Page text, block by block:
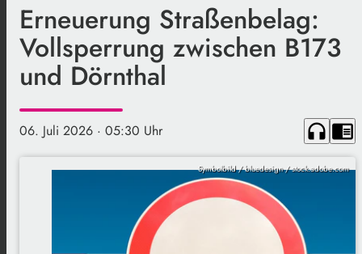
Erneuerung Straßenbelag:
Vollsperrung zwischen B173
und Dörnthal
06. Juli 2026 · 05:30 Uhr headphones chrome_reader_mode
Symbolbild / bluedesign / stock.adobe.com